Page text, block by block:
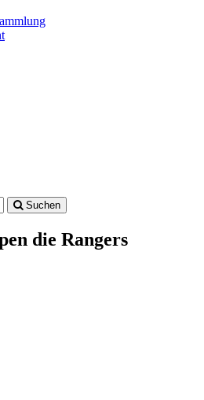
Suchen
die Rangers